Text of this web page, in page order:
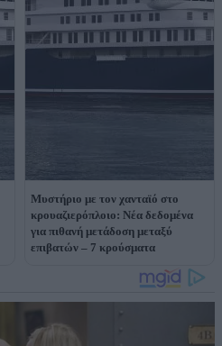
Μυστήριο με τον χανταϊό στο
κρουαζιερόπλοιο: Νέα δεδομένα
για πιθανή μετάδοση μεταξύ
επιβατών – 7 κρούσματα